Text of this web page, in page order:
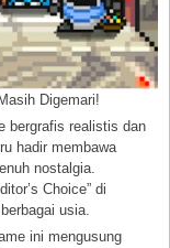
Digemari!
bergrafis realistis dan
hadir membawa
nostalgia.
Choice” di
usia.
ini mengusung